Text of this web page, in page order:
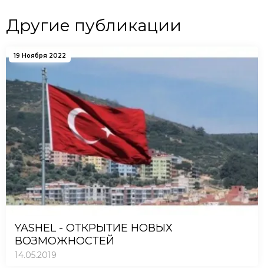
Другие публикации
19 Ноября 2022
YASHEL - ОТКРЫТИЕ НОВЫХ
ВОЗМОЖНОСТЕЙ
14.05.2019